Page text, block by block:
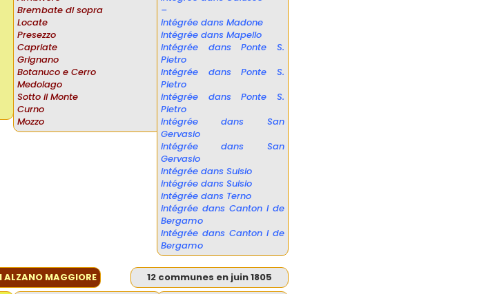
Brembate di sopra
Locate
Presezzo
Capriate
Grignano
Botanuco e Cerro
Medolago
Sotto il Monte
Curno
Mozzo
–
intégrée dans Madone
intégrée dans Mapello
intégrée dans Ponte S.
Pietro
intégrée dans Ponte S.
Pietro
intégrée dans Ponte S.
Pietro
intégrée dans San
Gervasio
intégrée dans San
Gervasio
intégrée dans Suisio
intégrée dans Suisio
intégrée dans Terno
intégrée dans Canton I de
Bergamo
intégrée dans Canton I de
Bergamo
MAGGIORE
12 communes en juin 1805